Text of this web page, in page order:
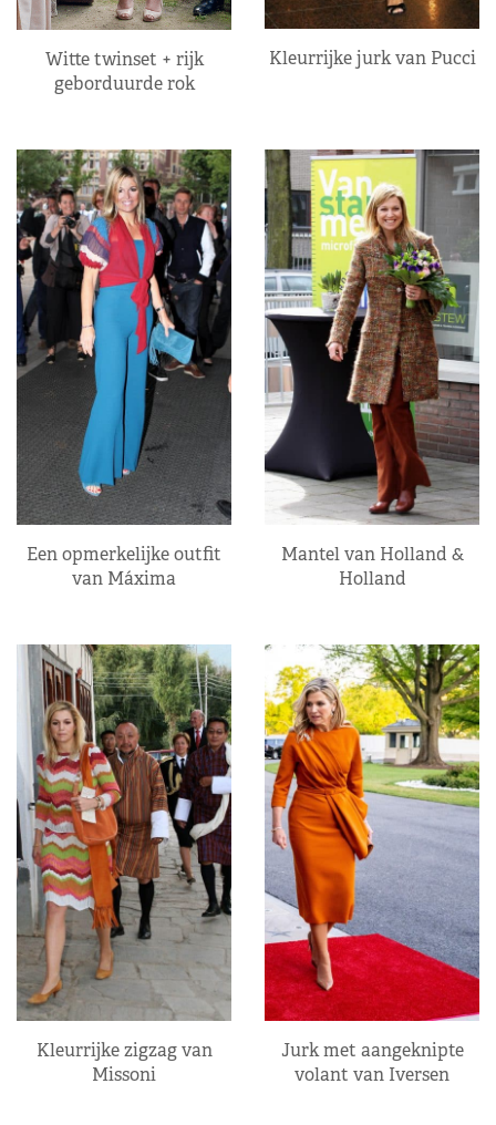
Witte twinset + rijk
geborduurde rok
Kleurrijke jurk van Pucci
Een opmerkelijke outfit
van Máxima
Mantel van Holland &
Holland
Kleurrijke zigzag van
Missoni
Jurk met aangeknipte
volant van Iversen